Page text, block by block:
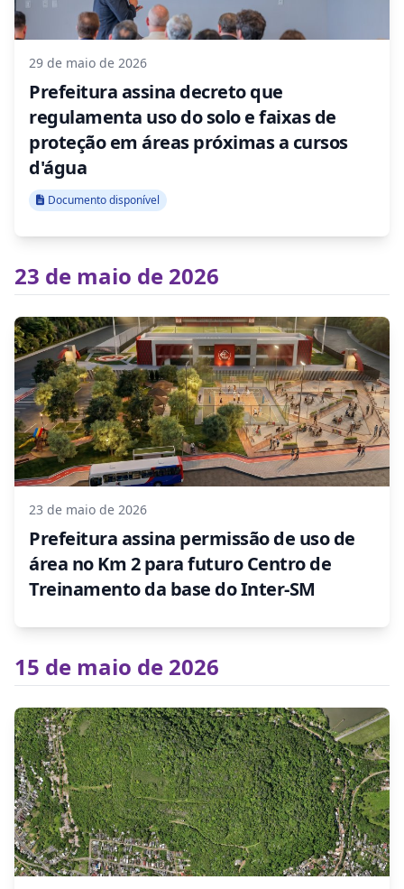
29 de maio de 2026
Prefeitura assina decreto que
regulamenta uso do solo e faixas de
proteção em áreas próximas a cursos
d'água
Documento disponível
23 de maio de 2026
23 de maio de 2026
Prefeitura assina permissão de uso de
área no Km 2 para futuro Centro de
Treinamento da base do Inter-SM
15 de maio de 2026